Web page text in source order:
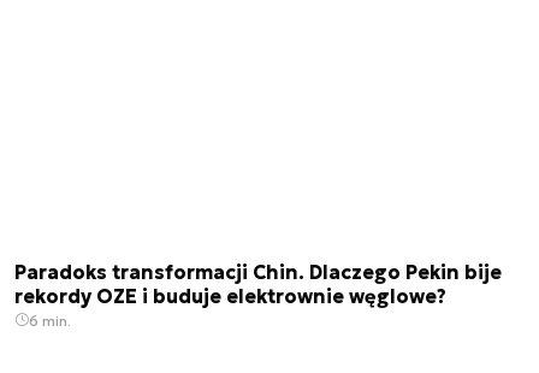
Paradoks transformacji Chin. Dlaczego Pekin bije
rekordy OZE i buduje elektrownie węglowe?
6 min.